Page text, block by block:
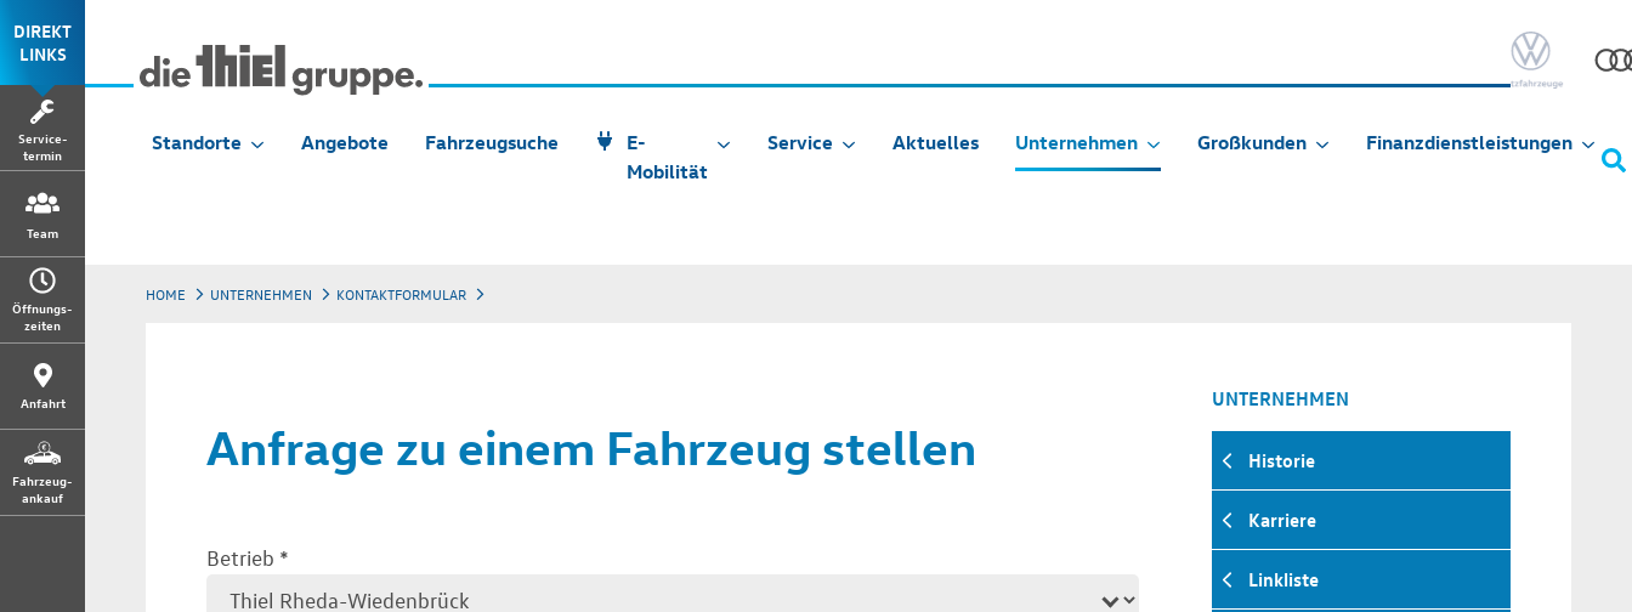
DIREKT
LINKS
Service-
termin
Team
Öffnungs-
zeiten
Anfahrt
Fahrzeug-
ankauf
Standorte Angebote Fahrzeugsuche
E-
Mobilität
Service Aktuelles Unternehmen Großkunden Finanzdienstleistungen
HOME UNTERNEHMEN KONTAKTFORMULAR
Anfrage zu einem Fahrzeug stellen
Betrieb *
UNTERNEHMEN
Historie
Karriere
Linkliste